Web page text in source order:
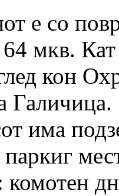
е со
64 мкв.
кон
Галичица.
има